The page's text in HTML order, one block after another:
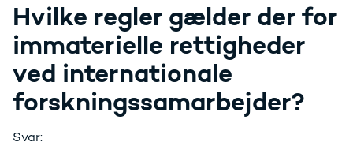
Hvilke regler gælder der for
immaterielle rettigheder
ved internationale
forskningssamarbejder?
Svar: